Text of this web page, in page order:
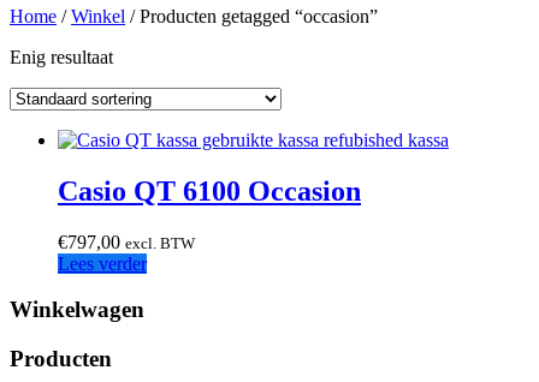
Home /Winkel / Producten getagged “occasion”
Enig resultaat
Casio QT 6100 Occasion
€797,00 excl. BTW
Lees verder
Winkelwagen
Producten